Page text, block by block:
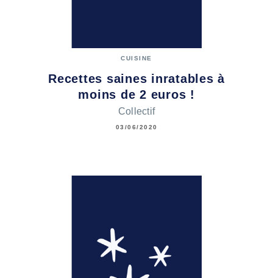
CUISINE
Recettes saines inratables à
moins de 2 euros !
Collectif
03/06/2020